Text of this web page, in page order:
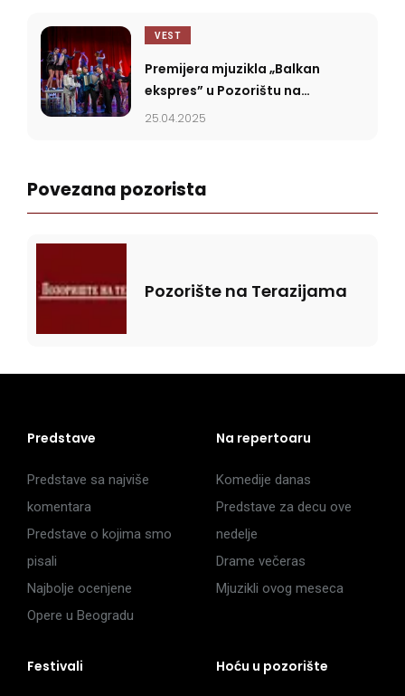
VEST
Premijera mjuzikla „Balkan
ekspres” u Pozorištu na
Terazijama
25.04.2025
Povezana pozorista
Pozorište na Terazijama
Predstave
Predstave sa najviše
komentara
Predstave o kojima smo
pisali
Najbolje ocenjene
Opere u Beogradu
Na repertoaru
Komedije danas
Predstave za decu ove
nedelje
Drame večeras
Mjuzikli ovog meseca
Festivali Hoću u pozorište